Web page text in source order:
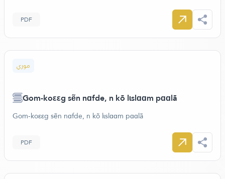
PDF
موري
Gom-koεεg sẽn nɑfde, n kõ lɩslɑɑm pɑɑlã
Gom-koεεg sẽn nɑfde, n kõ lɩslɑɑm pɑɑlã
PDF